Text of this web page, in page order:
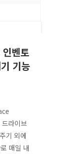
벤토
기능
라이브
기 외에
매일 내